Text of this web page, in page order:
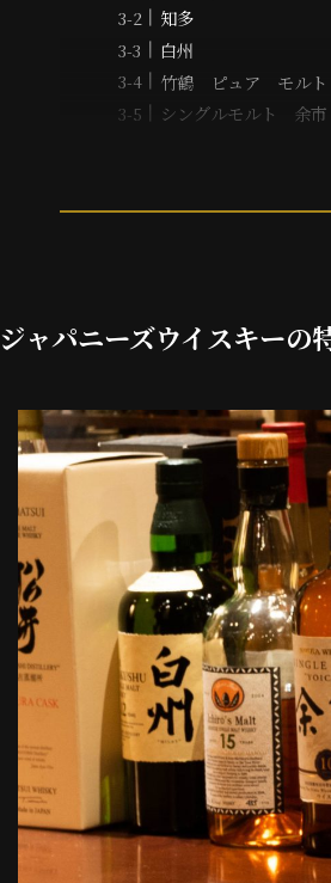
知多
白州
竹鶴 ピュア モルト
シングルモルト 余市
ジャパニーズウイスキーの